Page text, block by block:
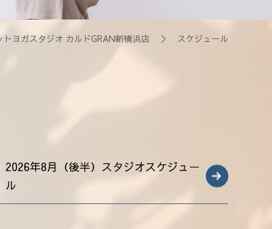
トヨガスタジオ カルドGRAN新横浜店 ＞ スケジュール
2026年8月（後半）スタジオスケジュー
ル